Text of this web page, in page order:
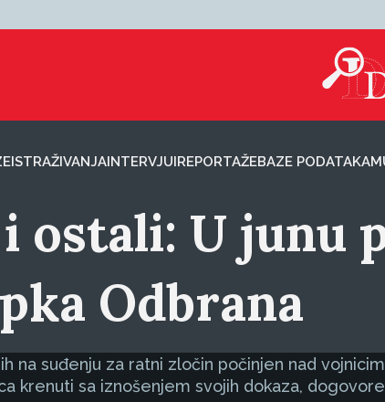
ISTRAŽIVANJAINTERVJUIREPORTAŽEBAZE PODATAKA
ostali: U junu
Odbrana
na suđenju za ratni zločin počinjen nad
krenuti sa iznošenjem svojih dokaza,